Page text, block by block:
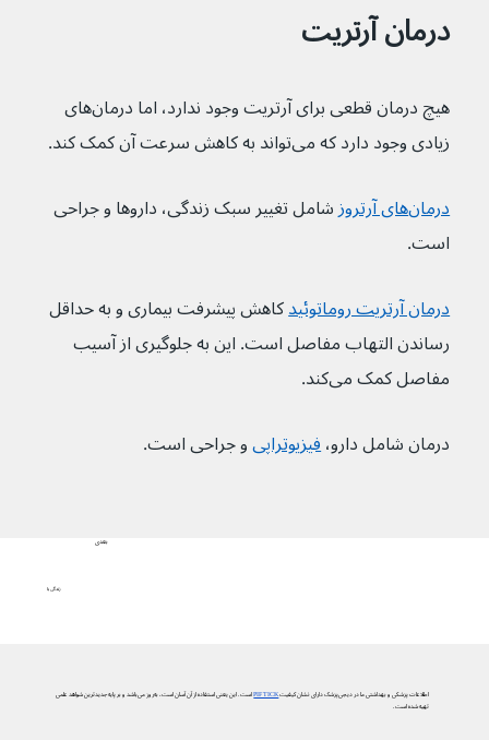
درمان آرتریت
هیچ درمان قطعی برای آرتریت وجود ندارد، اما درمان‌های
زیادی وجود دارد که می‌تواند به کاهش سرعت آن کمک کند.
درمان‌های آرتروز
شامل تغییر سبک زندگی، داروها و جراحی
است.
درمان آرتریت روماتوئید کاهش پیشرفت بیماری و به حداقل
رساندن التهاب مفاصل است. این به جلوگیری از آسیب
مفاصل کمک می‌کند.
درمان شامل دارو، فیزیوتراپی و جراحی است.
زندگی با
بعدی
اطلاعات پزشکی و بهداشتی ما در دیجی‌پزشک دارای نشان کیفیتPIF TICKاست. این یعنی استفاده از آن آسان است، به‌روز می‌باشد و بر پایه جدیدترین شواهد علمی
تهیه شده است.